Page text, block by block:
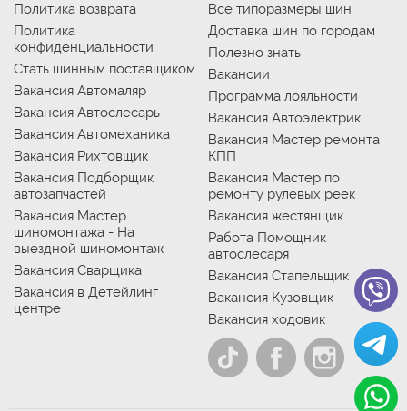
Политика возврата
Политика
конфиденциальности
Стать шинным поставщиком
Вакансия Автомаляр
Вакансия Автослесарь
Вакансия Автомеханика
Вакансия Рихтовщик
Вакансия Подборщик
автозапчастей
Вакансия Мастер
шиномонтажа - На
выездной шиномонтаж
Вакансия Сварщика
Вакансия в Детейлинг
центре
Все типоразмеры шин
Доставка шин по городам
Полезно знать
Вакансии
Программа лояльности
Вакансия Автоэлектрик
Вакансия Мастер ремонта
КПП
Вакансия Мастер по
ремонту рулевых реек
Вакансия жестянщик
Работа Помощник
автослесаря
Вакансия Стапельщик
Вакансия Кузовщик
Вакансия ходовик